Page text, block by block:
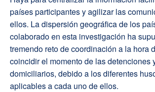
países participantes y agilizar las
ellos. La dispersión geográfica de los
colaborado en esta investigación ha
tremendo reto de coordinación a la hora
coincidir el momento de las detenciones
domiciliarios, debido a los diferentes
aplicables a cada uno de ellos.